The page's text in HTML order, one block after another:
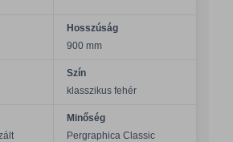
Hosszúság
900 mm
Szín
klasszikus fehér
Minőség
Pergraphica Classic